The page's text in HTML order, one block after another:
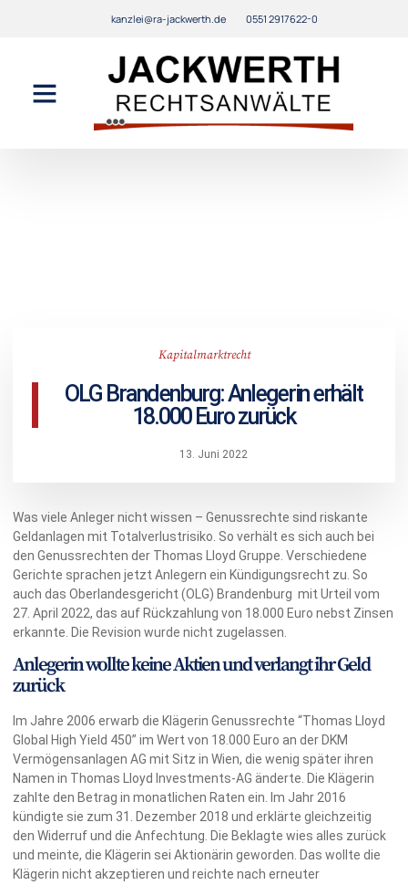
kanzlei@ra-jackwerth.de 0551 2917622-0
Kapitalmarktrecht
OLG Brandenburg: Anlegerin erhält
18.000 Euro zurück
13. Juni 2022
Was viele Anleger nicht wissen – Genussrechte sind riskante
Geldanlagen mit Totalverlustrisiko. So verhält es sich auch bei
den Genussrechten der Thomas Lloyd Gruppe. Verschiedene
Gerichte sprachen jetzt Anlegern ein Kündigungsrecht zu. So
auch das Oberlandesgericht (OLG) Brandenburg mit Urteil vom
27. April 2022, das auf Rückzahlung von 18.000 Euro nebst Zinsen
erkannte. Die Revision wurde nicht zugelassen.
Anlegerin wollte keine Aktien und verlangt ihr Geld
zurück
Im Jahre 2006 erwarb die Klägerin Genussrechte “Thomas Lloyd
Global High Yield 450” im Wert von 18.000 Euro an der DKM
Vermögensanlagen AG mit Sitz in Wien, die wenig später ihren
Namen in Thomas Lloyd Investments-AG änderte. Die Klägerin
zahlte den Betrag in monatlichen Raten ein. Im Jahr 2016
kündigte sie zum 31. Dezember 2018 und erklärte gleichzeitig
den Widerruf und die Anfechtung. Die Beklagte wies alles zurück
und meinte, die Klägerin sei Aktionärin geworden. Das wollte die
Klägerin nicht akzeptieren und reichte nach erneuter